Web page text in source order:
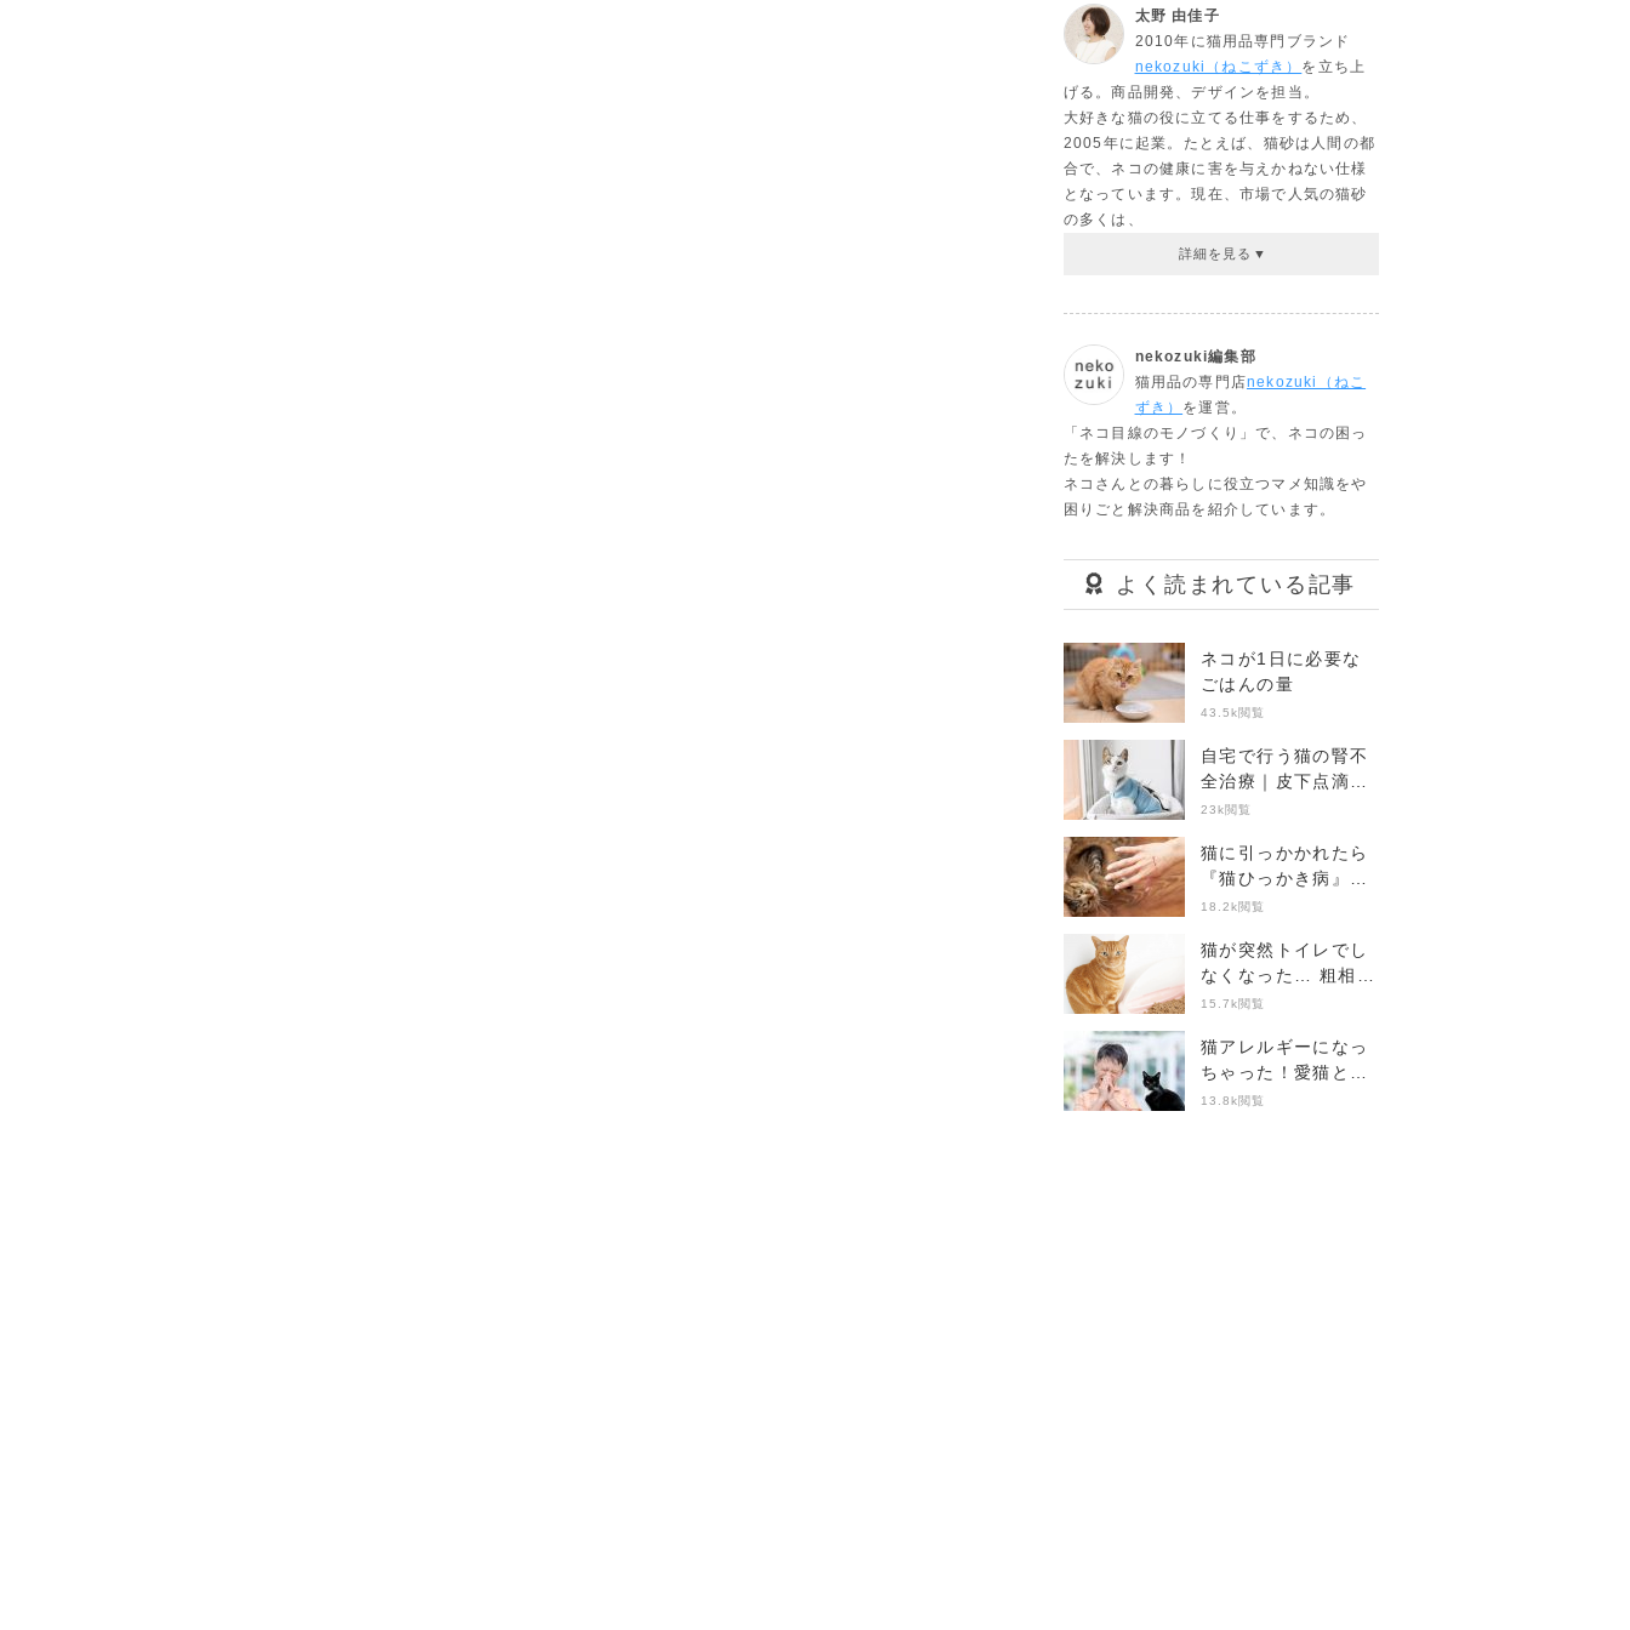
太野 由佳子
2010年に猫用品専門ブランド
nekozuki（ねこずき） を立ち上
げる。商品開発、デザインを担当。
大好きな猫の役に立てる仕事をするため、
2005年に起業。たとえば、猫砂は人間の都
合で、ネコの健康に害を与えかねない仕様
となっています。現在、市場で人気の猫砂
の多くは、
nekozuki編集部
猫用品の専門店nekozuki（ねこ
ずき） を運営。
「ネコ目線のモノづくり」で、ネコの困っ
たを解決します！
ネコさんとの暮らしに役立つマメ知識をや
困りごと解決商品を紹介しています。
よく読まれている記事
ネコが1日に必要な
ごはんの量
43.5k閲覧
自宅で行う猫の腎不
全治療｜皮下点滴の
準備から注意点まで
23k閲覧
猫に引っかかれたら
『猫ひっかき病』に
注意！症状や受診の
18.2k閲覧
猫が突然トイレでし
なくなった… 粗相の
4つの原因と病院に
15.7k閲覧
猫アレルギーになっ
ちゃった！愛猫と暮
らすにはどうしたら
13.8k閲覧